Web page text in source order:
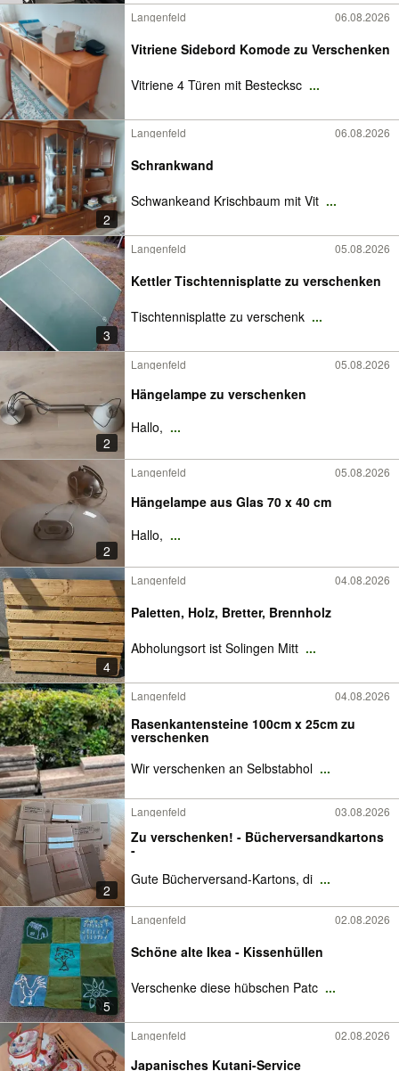
Langenfeld 06.08.2026
Vitriene Sidebord Komode zu Verschenken
Vitriene 4 Türen mit Bestecksc ...
2
Langenfeld 06.08.2026
Schrankwand
Schwankeand Krischbaum mit Vit ...
3
Langenfeld 05.08.2026
Kettler Tischtennisplatte zu verschenken
Tischtennisplatte zu verschenk ...
2
Langenfeld 05.08.2026
Hängelampe zu verschenken
Hallo, ...
2
Langenfeld 05.08.2026
Hängelampe aus Glas 70 x 40 cm
Hallo, ...
4
Langenfeld 04.08.2026
Paletten, Holz, Bretter, Brennholz
Abholungsort ist Solingen Mitt ...
Langenfeld 04.08.2026
Rasenkantensteine 100cm x 25cm zu
verschenken
Wir verschenken an Selbstabhol ...
2
Langenfeld 03.08.2026
Zu verschenken! - Bücherversandkartons
-
Gute Bücherversand-Kartons, di ...
5
Langenfeld 02.08.2026
Schöne alte Ikea - Kissenhüllen
Verschenke diese hübschen Patc ...
Langenfeld 02.08.2026
Japanisches Kutani-Service